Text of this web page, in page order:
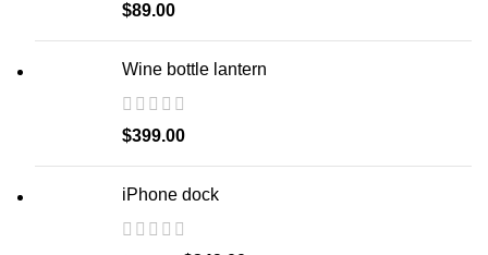
$89.00
Wine bottle lantern
$399.00
iPhone dock